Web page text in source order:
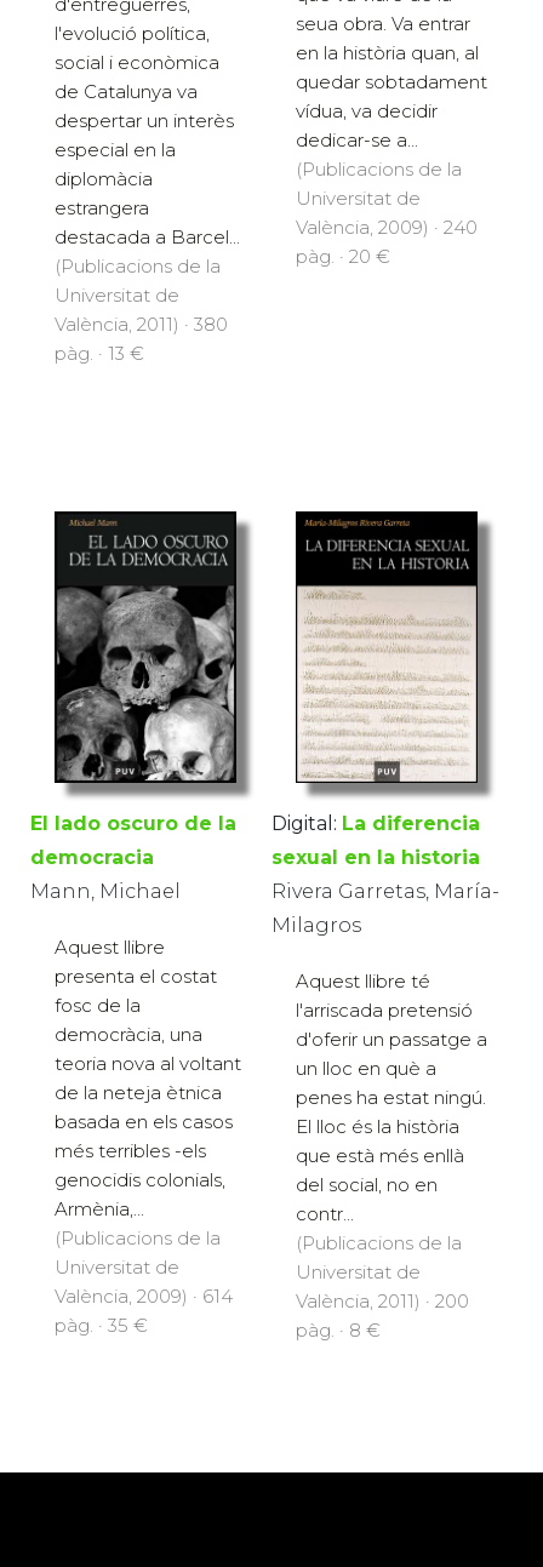
d'entreguerres,
l'evolució política,
social i econòmica
de Catalunya va
despertar un interès
especial en la
diplomàcia
estrangera
destacada a Barcel...
(Publicacions de la
Universitat de
València, 2011) · 380
pàg. · 13 €
seua obra. Va entrar
en la història quan, al
quedar sobtadament
vídua, va decidir
dedicar-se a...
(Publicacions de la
Universitat de
València, 2009) · 240
pàg. · 20 €
El lado oscuro de la
democracia
Mann, Michael
Aquest llibre
presenta el costat
fosc de la
democràcia, una
teoria nova al voltant
de la neteja ètnica
basada en els casos
més terribles -els
genocidis colonials,
Armènia,...
(Publicacions de la
Universitat de
València, 2009) · 614
pàg. · 35 €
Digital: La diferencia
sexual en la historia
Rivera Garretas, María-
Milagros
Aquest llibre té
l'arriscada pretensió
d'oferir un passatge a
un lloc en què a
penes ha estat ningú.
El lloc és la història
que està més enllà
del social, no en
contr...
(Publicacions de la
Universitat de
València, 2011) · 200
pàg. · 8 €